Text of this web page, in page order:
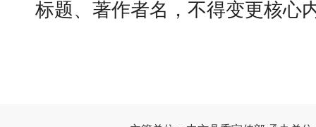
标题、著作者名，不得变更核心